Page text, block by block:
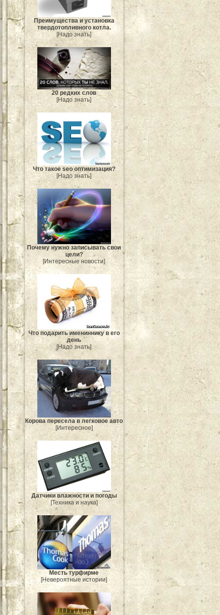
Преимущества и установка
твердотопливного котла.
[Надо знать]
20 редких слов
[Надо знать]
Что такое seo оптимизация?
[Надо знать]
Почему нужно записывать свои
цели?
[Интересные новости]
Что подарить имениннику в его
день
[Надо знать]
Корова пересела в легковое авто
[Интересное]
Датчики влажности и погоды
[Техника и наука]
Месть турфирме
[Невероятные истории]